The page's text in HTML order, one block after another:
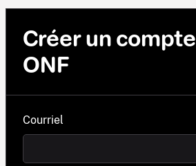
Créer un compte
ONF
Courriel